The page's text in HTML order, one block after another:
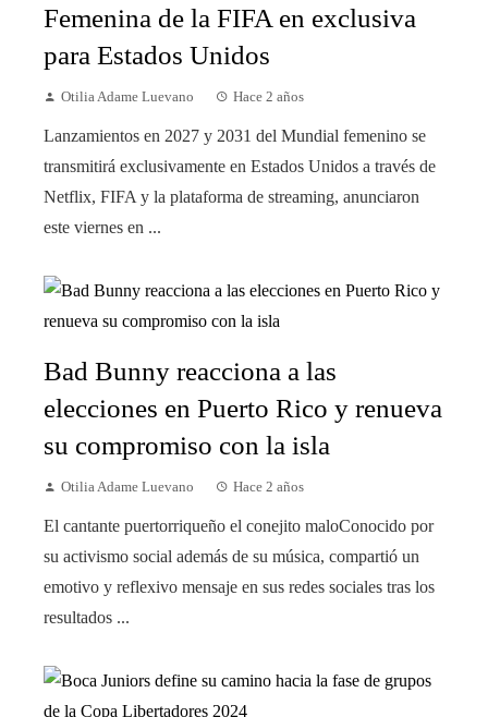
Femenina de la FIFA en exclusiva
para Estados Unidos
Otilia Adame Luevano Hace 2 años
Lanzamientos en 2027 y 2031 del Mundial femenino se
transmitirá exclusivamente en Estados Unidos a través de
Netflix, FIFA y la plataforma de streaming, anunciaron
este viernes en ...
Bad Bunny reacciona a las
elecciones en Puerto Rico y renueva
su compromiso con la isla
Otilia Adame Luevano Hace 2 años
El cantante puertorriqueño el conejito maloConocido por
su activismo social además de su música, compartió un
emotivo y reflexivo mensaje en sus redes sociales tras los
resultados ...